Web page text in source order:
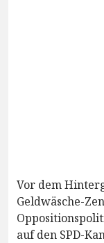
Vor dem
Geldwäsche-
auf den SPD-